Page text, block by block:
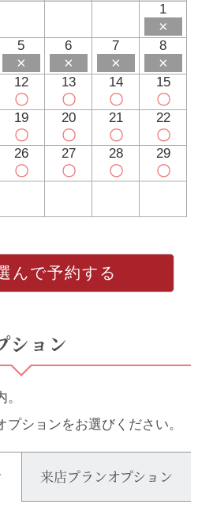
1
×
5
×
6
×
7
×
8
×
12
〇
13
〇
14
〇
15
〇
19
〇
20
〇
21
〇
22
〇
26
〇
27
〇
28
〇
29
〇
んで予約する
ション
ションをお選びください。
来店プランオプション